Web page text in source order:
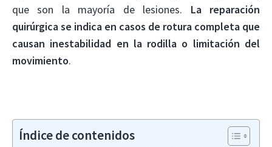
que son la mayoría de lesiones. La reparación
quirúrgica se indica en casos de rotura completa que
causan inestabilidad en la rodilla o limitación del
movimiento.
Índice de contenidos